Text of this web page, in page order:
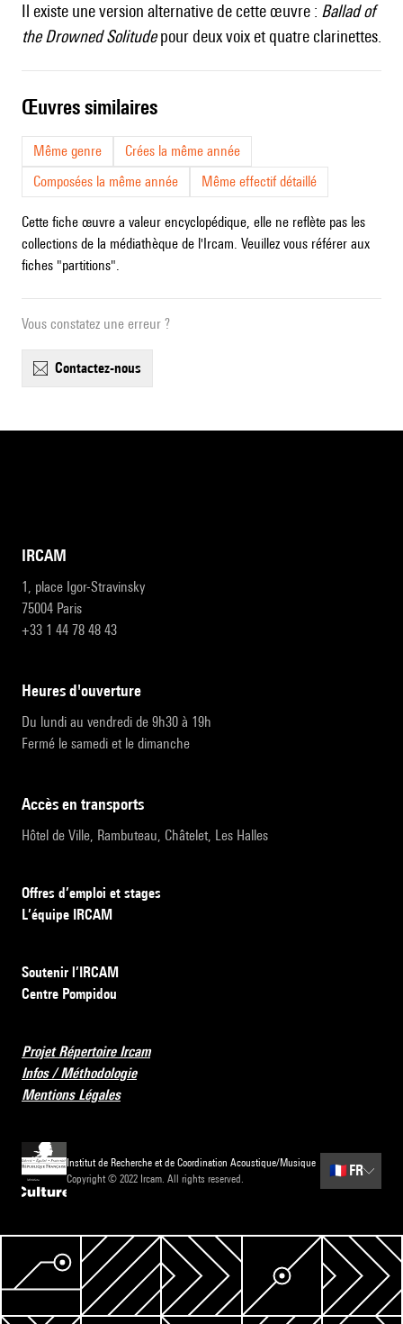
Il existe une version alternative de cette œuvre : Ballad of
the Drowned Solitudepour deux voix et quatre clarinettes.
œuvres similaires
Même genre
Crées la même année
Composées la même année
Même effectif détaillé
Cette fiche œuvre a valeur encyclopédique, elle ne reflète pas les
collections de la médiathèque de l'Ircam. Veuillez vous référer aux
fiches "partitions".
Vous constatez une erreur ?
contactez-nous
IRCAM
1, place Igor-Stravinsky
75004 Paris
+33 1 44 78 48 43
heures d'ouverture
Du lundi au vendredi de 9h30 à 19h
Fermé le samedi et le dimanche
accès en transports
Hôtel de Ville, Rambuteau, Châtelet, Les Halles
Offres d’emploi et stages
L’équipe IRCAM
Soutenir l’IRCAM
Centre Pompidou
Projet Répertoire Ircam
Infos / Méthodologie
Mentions Légales
Institut de Recherche et de Coordination Acoustique/Musique
Copyright © 2022 Ircam. All rights reserved.
🇫🇷 FR